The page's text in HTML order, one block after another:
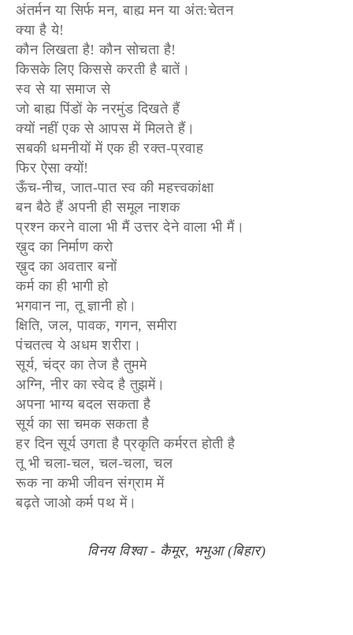
अंतर्मन या सिर्फ मन, बाह्य मन या अंत:चेतन
क्या है ये!
कौन लिखता है! कौन सोचता है!
किसके लिए किससे करती है बातें।
स्व से या समाज से
जो बाह्य पिंडों के नरमुंड दिखते हैं
क्यों नहीं एक से आपस में मिलते हैं।
सबकी धमनीयों में एक ही रक्त-प्रवाह
फिर ऐसा क्यों!
ऊँच-नीच, जात-पात स्व की महत्त्वकांक्षा
बन बैठे हैं अपनी ही समूल नाशक
प्रश्न करने वाला भी मैं उत्तर देने वाला भी मैं।
ख़ुद का निर्माण करो
ख़ुद का अवतार बनों
कर्म का ही भागी हो
भगवान ना, तू ज्ञानी हो।
क्षिति, जल, पावक, गगन, समीरा
पंचतत्व ये अधम शरीरा।
सूर्य, चंद्र का तेज है तुममे
अग्नि, नीर का स्वेद है तुझमें।
अपना भाग्य बदल सकता है
सूर्य का सा चमक सकता है
हर दिन सूर्य उगता है प्रकृति कर्मरत होती है
तू भी चला-चल, चल-चला, चल
रूक ना कभी जीवन संग्राम में
बढ़ते जाओ कर्म पथ में।
विनय विश्वा - कैमूर, भभुआ (बिहार)